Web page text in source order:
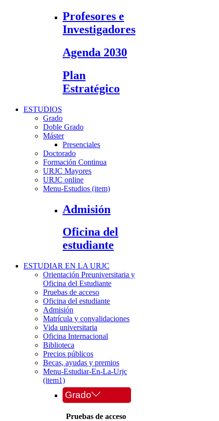
Profesores e
Investigadores
Agenda 2030
Plan
Estratégico
ESTUDIOS
Grado
Doble Grado
Máster
Presenciales
Doctorado
Formación Continua
URJC Mayores
URJC online
Menu-Estudios (item)
Admisión
Oficina del
estudiante
ESTUDIAR EN LA URJC
Orientación Preuniversitaria y
Oficina del Estudiante
Pruebas de acceso
Oficina del estudiante
Admisión
Matrícula y convalidaciones
Vida universitaria
Oficina Internacional
Biblioteca
Precios públicos
Becas, ayudas y premios
Menu-Estudiar-En-La-Urjc
(item1)
Grado
Pruebas de acceso